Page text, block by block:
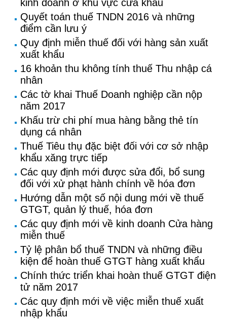
kinh doanh ở khu vực cửa khẩu
Quyết toán thuế TNDN 2016 và những
điểm cần lưu ý
Quy định miễn thuế đối với hàng sản xuất
xuất khẩu
16 khoản thu không tính thuế Thu nhập cá
nhân
Các tờ khai Thuế Doanh nghiệp cần nộp
năm 2017
Khấu trừ chi phí mua hàng bằng thẻ tín
dụng cá nhân
Thuế Tiêu thụ đặc biệt đối với cơ sở nhập
khẩu xăng trực tiếp
Các quy định mới được sửa đổi, bổ sung
đối với xử phạt hành chính về hóa đơn
Hướng dẫn một số nội dung mới về thuế
GTGT, quản lý thuế, hóa đơn
Các quy định mới về kinh doanh Cửa hàng
miễn thuế
Tỷ lệ phân bổ thuế TNDN và những điều
kiện để hoàn thuế GTGT hàng xuất khẩu
Chính thức triển khai hoàn thuế GTGT điện
tử năm 2017
Các quy định mới về việc miễn thuế xuất
nhập khẩu